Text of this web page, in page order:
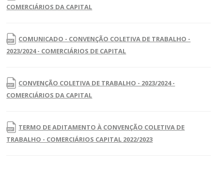
COMERCIÁRIOS DA CAPITAL
COMUNICADO - CONVENÇÃO COLETIVA DE TRABALHO -
2023/2024 - COMERCIÁRIOS DE CAPITAL
CONVENÇÃO COLETIVA DE TRABALHO - 2023/2024 -
COMERCIÁRIOS DA CAPITAL
TERMO DE ADITAMENTO À CONVENÇÃO COLETIVA DE
TRABALHO - COMERCIÁRIOS CAPITAL 2022/2023